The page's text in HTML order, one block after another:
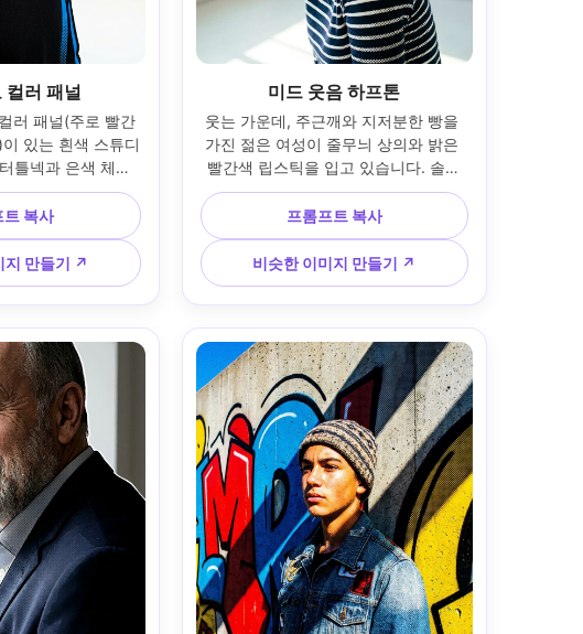
컬러 패널
러 패널(주로 빨간
있는 흰색 스튜디
틀넥과 은색 체인
바이너리 모델이 카
습니다. 하드 키와
튜디오 스트로브
초상화 모습; 깨끗
; 그래픽 윤곽선 그
악센트, 팝 아트 포
인 피부 질감, 날카
상도 --ar 4:5
트 복사
지 만들기 ↗
미드 웃음 하프톤
웃는 가운데, 주근깨와 지저분한 빵을
가진 젊은 여성이 줄무늬 상의와 밝은
빨간색 립스틱을 입고 있습니다. 솔직
한 웃음은 배경에 만화 스타일의 음성
거품 모양이 있는 미니멀한 세트에서
에너지를 불러일으킵니다. 한쪽에서 부
드러운 창문 빛과 미묘한 림; 35mm 환
경 초상화 모습, 가슴 위로 프레임; 그림
자에 팝 아트 하프톤 음영, 포화 색상 등
급; 자연스러운 피부 디테일, 선명한 초
점 --ar 4:5
프롬프트 복사
비슷한 이미지 만들기 ↗